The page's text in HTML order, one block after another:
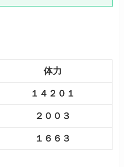
体力
１４２０１
２００３
１６６３